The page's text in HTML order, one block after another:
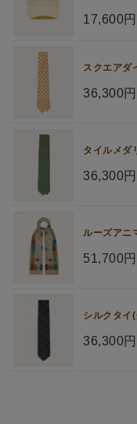
17,600円
スクエアダ
36,300円
タイルメダ
36,300円
ルーズアニ
51,700円
シルクタイ
36,300円